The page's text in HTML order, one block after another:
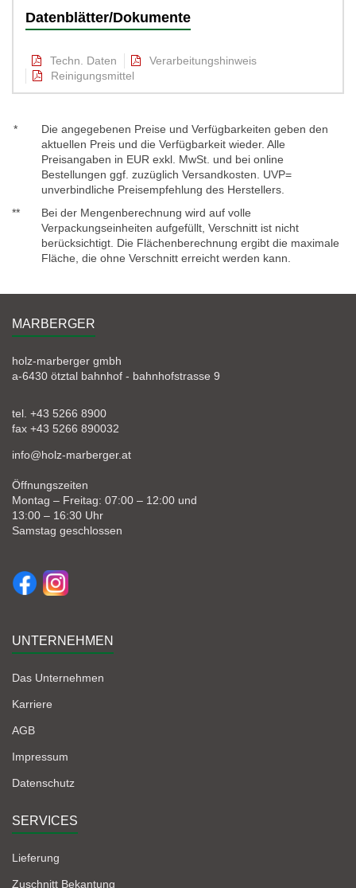
Datenblätter/Dokumente
Techn. Daten
Verarbeitungshinweis
Reinigungsmittel
*
Die angegebenen Preise und Verfügbarkeiten geben den
aktuellen Preis und die Verfügbarkeit wieder. Alle
Preisangaben in EUR exkl. MwSt. und bei online
Bestellungen ggf. zuzüglich Versandkosten. UVP=
unverbindliche Preisempfehlung des Herstellers.
**
Bei der Mengenberechnung wird auf volle
Verpackungseinheiten aufgefüllt, Verschnitt ist nicht
berücksichtigt. Die Flächenberechnung ergibt die maximale
Fläche, die ohne Verschnitt erreicht werden kann.
MARBERGER
holz-marberger gmbh
a-6430 ötztal bahnhof - bahnhofstrasse 9
tel. +43 5266 8900
fax +43 5266 890032
info@holz-marberger.at
Öffnungszeiten
Montag – Freitag: 07:00 – 12:00 und
13:00 – 16:30 Uhr
Samstag geschlossen
UNTERNEHMEN
Das Unternehmen
Karriere
AGB
Impressum
Datenschutz
SERVICES
Lieferung
Zuschnitt Bekantung